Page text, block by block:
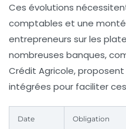
Ces évolutions
comptables et une
entrepreneurs sur les
nombreuses banques,
Crédit Agricole,
intégrées pour faciliter
Date Obligation